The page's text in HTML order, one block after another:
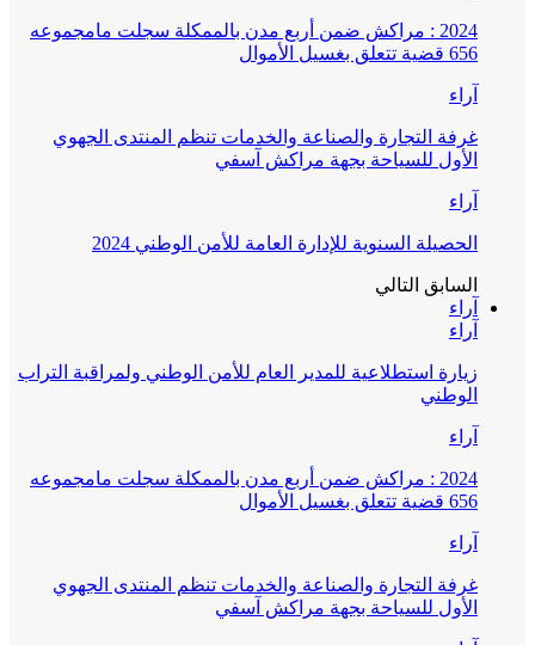
2024 : مراكش ضمن أربع مدن بالممكلة سجلت مامجموعه
656 قضية تتعلق بغسيل الأموال
آراء
غرفة التجارة والصناعة والخدمات تنظم المنتدى الجهوي
الأول للسياحة بجهة مراكش آسفي
آراء
الحصيلة السنوية للإدارة العامة للأمن الوطني 2024
السابق التالي
آراء
آراء
زيارة استطلاعية للمدير العام للأمن الوطني ولمراقبة التراب
الوطني
آراء
2024 : مراكش ضمن أربع مدن بالممكلة سجلت مامجموعه
656 قضية تتعلق بغسيل الأموال
آراء
غرفة التجارة والصناعة والخدمات تنظم المنتدى الجهوي
الأول للسياحة بجهة مراكش آسفي